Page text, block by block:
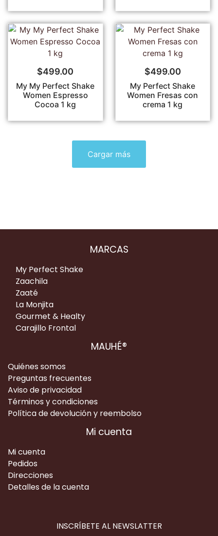
$499.00
My My Perfect Shake
Women Espresso
Cocoa 1 kg
$499.00
My Perfect Shake
Women Fresas con
crema 1 kg
Cargar más
MARCAS
My Perfect Shake
Zaachila
Zaaté
La Monjita
Gourmet & Healty
Carajillo Frontal
MAUHÉ®
Quiénes somos
Preguntas frecuentes
Aviso de privacidad
Términos y condiciones
Política de devolución y reembolso
Mi cuenta
Mi cuenta
Pedidos
Direcciones
Detalles de la cuenta
INSCRÍBETE AL NEWSLATTER